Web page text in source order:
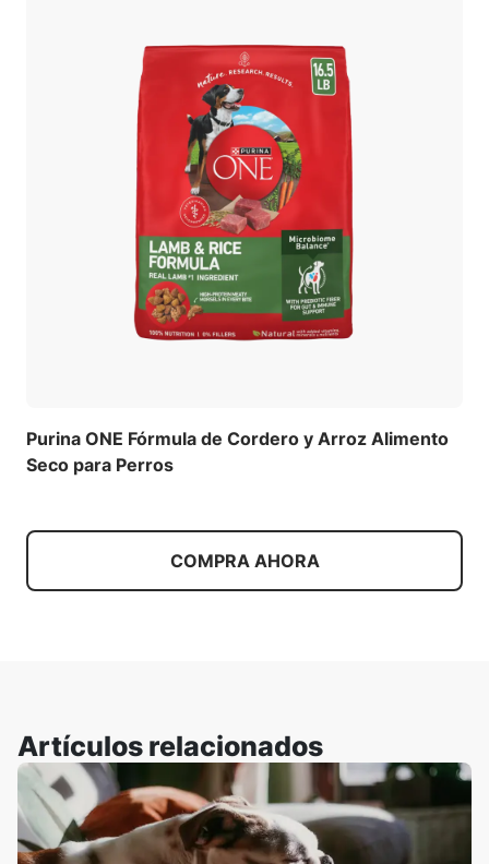
Purina ONE Fórmula de Cordero y Arroz Alimento
Seco para Perros
COMPRA AHORA
Artículos relacionados